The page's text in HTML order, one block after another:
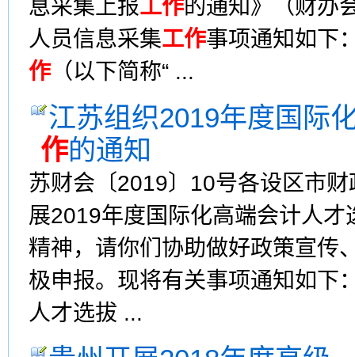
息采集上报工作的通知》（财办
人员信息采集工作事项通知如下
作（以下简称“ ...
江苏组织2019年度国际
作的通知
苏财会〔2019〕10号各设区市
展2019年度国际化高端会计人
精神，请你们协助做好政策宣传
极申报。现将有关事项通知如下
人才选拔 ...